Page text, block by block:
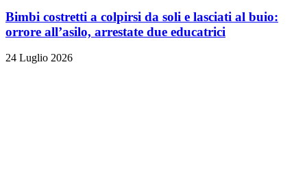
Bimbi costretti a colpirsi da soli e lasciati al buio:
orrore all’asilo, arrestate due educatrici
24 Luglio 2026